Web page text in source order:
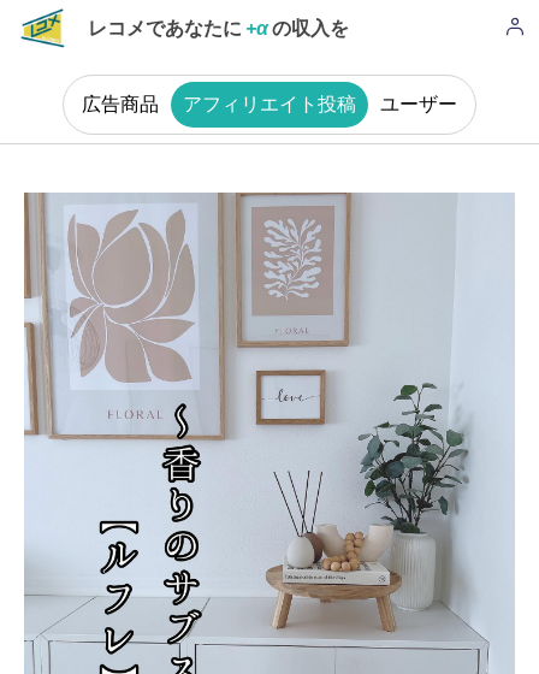
レコメであなたに +αの収入を
広告商品 アフィリエイト投稿 ユーザー